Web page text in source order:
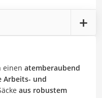
einen atemberaubend
Arbeits- und
aus robustem